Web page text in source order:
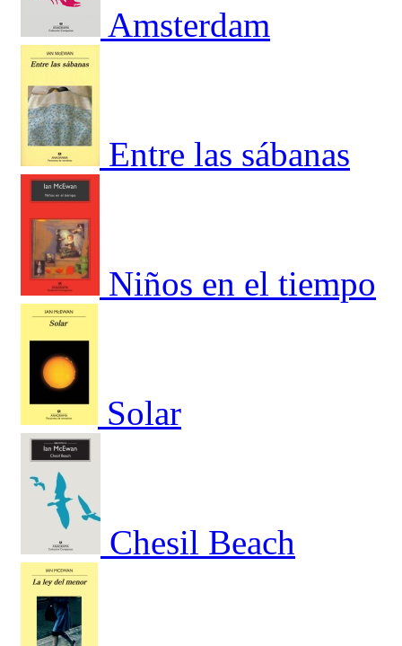
Amsterdam
Entre las sábanas
Niños en el tiempo
Solar
Chesil Beach